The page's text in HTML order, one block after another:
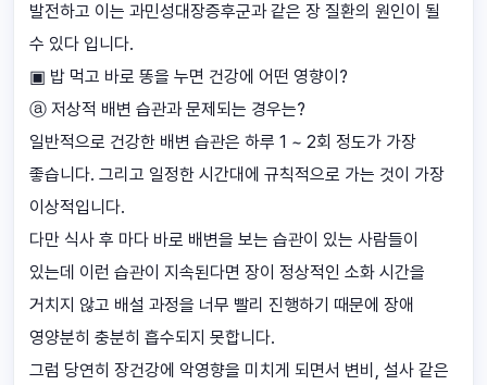
발전하고 이는 과민성대장증후군과 같은 장 질환의 원인이 될
수 있다 입니다.
▣ 밥 먹고 바로 똥을 누면 건강에 어떤 영향이?
ⓐ 저상적 배변 습관과 문제되는 경우는?
일반적으로 건강한 배변 습관은 하루 1 ~ 2회 정도가 가장
좋습니다. 그리고 일정한 시간대에 규칙적으로 가는 것이 가장
이상적입니다.
다만 식사 후 마다 바로 배변을 보는 습관이 있는 사람들이
있는데 이런 습관이 지속된다면 장이 정상적인 소화 시간을
거치지 않고 배설 과정을 너무 빨리 진행하기 때문에 장애
영양분히 충분히 흡수되지 못합니다.
그럼 당연히 장건강에 악영향을 미치게 되면서 변비, 설사 같은